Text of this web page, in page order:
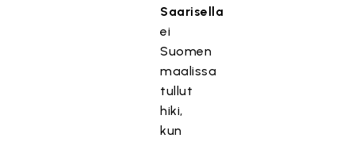
Saarisella
ei
Suomen
maalissa
tullut
hiki,
kun